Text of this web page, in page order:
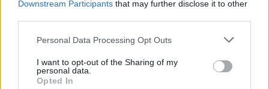
Downstream Participants that may further disclose it to other
Personal Data Processing Opt Outs
I want to opt-out of the Sharing of my
personal data.
Opted In
ΒΆΡΟΣ Μ/Δ